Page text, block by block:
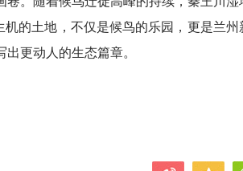
机的土地，不仅是候鸟的乐园，更是兰州
更动人的生态篇章。